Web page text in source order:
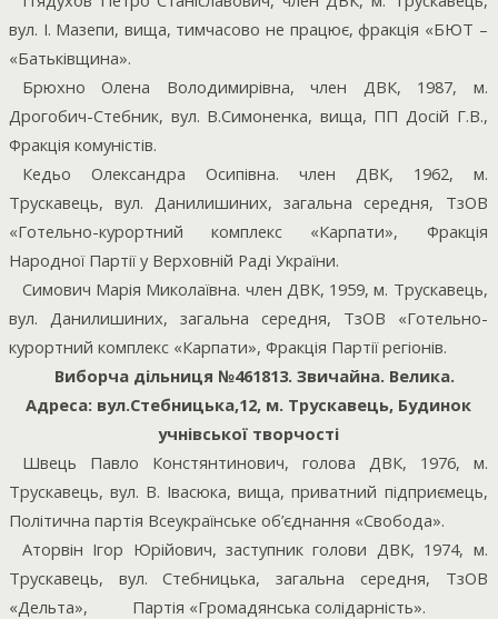
вул. І. Мазепи, вища, тимчасово не працює, фракція «БЮТ –
«Батьківщина».
Брюхно Олена Володимирівна, член ДВК, 1987, м.
Дрогобич-Стебник, вул. В.Симоненка, вища, ПП Досій Г.В.,
Фракція комуністів.
Кедьо Олександра Осипівна. член ДВК, 1962, м.
Трускавець, вул. Данилишиних, загальна середня, ТзОВ
«Готельно-курортний комплекс «Карпати», Фракція
Народної Партії у Верховній Раді України.
Симович Марія Миколаївна. член ДВК, 1959, м. Трускавець,
вул. Данилишиних, загальна середня, ТзОВ «Готельно-
курортний комплекс «Карпати», Фракція Партії регіонів.
Виборча дільниця №461813. Звичайна. Велика.
Адреса: вул.Стебницька,12, м. Трускавець, Будинок
учнівської творчості
Швець Павло Констянтинович, голова ДВК, 1976, м.
Трускавець, вул. В. Івасюка, вища, приватний підприємець,
Політична партія Всеукраїнське об’єднання «Свобода».
Аторвін Ігор Юрійович, заступник голови ДВК, 1974, м.
Трускавець, вул. Стебницька, загальна середня, ТзОВ
«Дельта»,
Партія «Громадянська солідарність».